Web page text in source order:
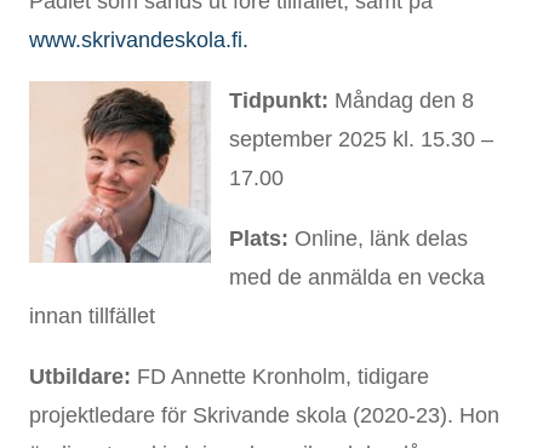
www.skrivandeskola.fi.
Tidpunkt: Måndag den 8
september 2025 kl. 15.30 –
17.00
Plats: Online, länk delas
med de anmälda en vecka
innan tillfället
Utbildare: FD Annette Kronholm, tidigare
projektledare för Skrivande skola (2020-23). Hon